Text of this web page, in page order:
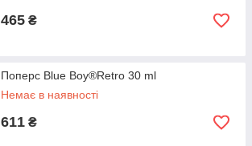
465 ₴
Поперс Blue Boy®Retro 30 ml
Немає в наявності
611 ₴